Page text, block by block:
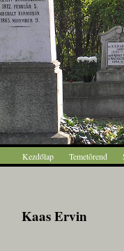
Kezdőlap Temetõrend
Kaas Ervin